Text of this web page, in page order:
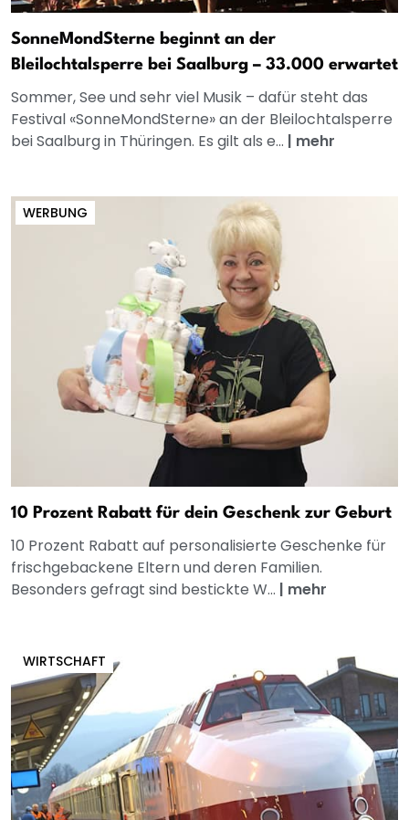
SonneMondSterne beginnt an der
Bleilochtalsperre bei Saalburg – 33.000 erwartet
Sommer, See und sehr viel Musik – dafür steht das
Festival «SonneMondSterne» an der Bleilochtalsperre
bei Saalburg in Thüringen. Es gilt als e... | mehr
WERBUNG
10 Prozent Rabatt für dein Geschenk zur Geburt
10 Prozent Rabatt auf personalisierte Geschenke für
frischgebackene Eltern und deren Familien.
Besonders gefragt sind bestickte W... | mehr
WIRTSCHAFT